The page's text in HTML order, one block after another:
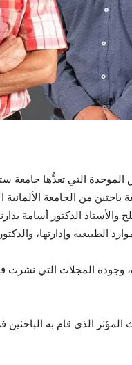
والأستاذ الدكتور أسامة
وإدارتها،
وجودة المجلات التي نشرت
المؤثر الذي قام به